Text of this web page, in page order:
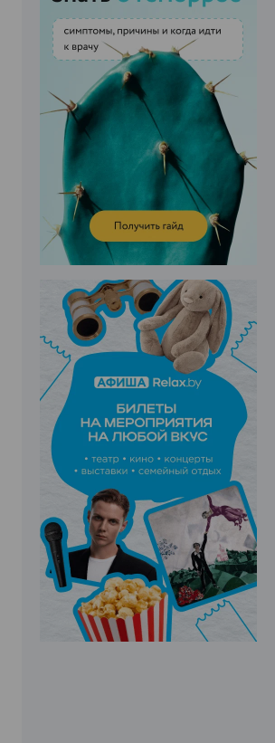
ЭФФЕКТИВНАЯ РЕКЛАМА НА САЙТЕ
ЭФФЕКТИВНАЯ РЕКЛАМА НА САЙТЕ